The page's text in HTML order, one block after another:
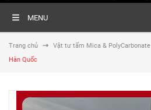
MENU
Trang chủ Vật tư tấm Mica & PolyCarbonate
Hàn Quốc